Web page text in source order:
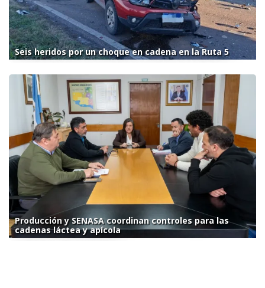
Seis heridos por un choque en cadena en la Ruta 5
Producción y SENASA coordinan controles para las
cadenas láctea y apícola